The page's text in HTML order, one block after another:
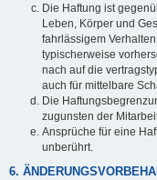
Die Haftung ist
Leben, Körper und
fahrlässigem
typischerweise
nach auf die
auch für mittelbare
Die
zugunsten der
Ansprüche für eine
unberührt.
6.